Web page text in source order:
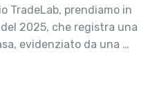
TradeLab, prendiamo in
2025, che registra una
evidenziato da una …